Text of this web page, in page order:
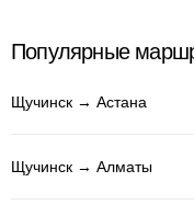
Популярные
Щучинск → Астана
Щучинск → Алматы